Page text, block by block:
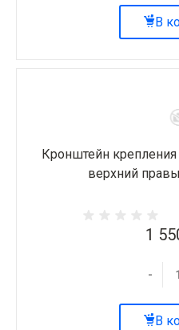
В
Кронштейн
верхний
1
-
В